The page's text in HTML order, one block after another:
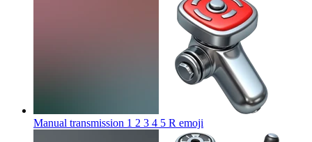
Manual transmission 1 2 3 4 5 R emoji